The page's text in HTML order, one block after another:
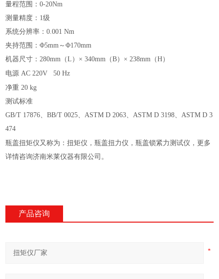
量程范围：0-20Nm
测量精度：1级
系统分辨率：0.001 Nm
夹持范围：Φ5mm～Φ170mm
机器尺寸：280mm（L）× 340mm（B）× 238mm（H）
电源 AC 220V 50 Hz
净重 20 kg
测试标准
GB/T 17876、BB/T 0025、ASTM D 2063、ASTM D 3198、ASTM D 3
474
瓶盖扭矩仪又称为：扭矩仪，瓶盖扭力仪，瓶盖锁紧力测试仪，更多
详情咨询济南米莱仪器有限公司。
产品咨询